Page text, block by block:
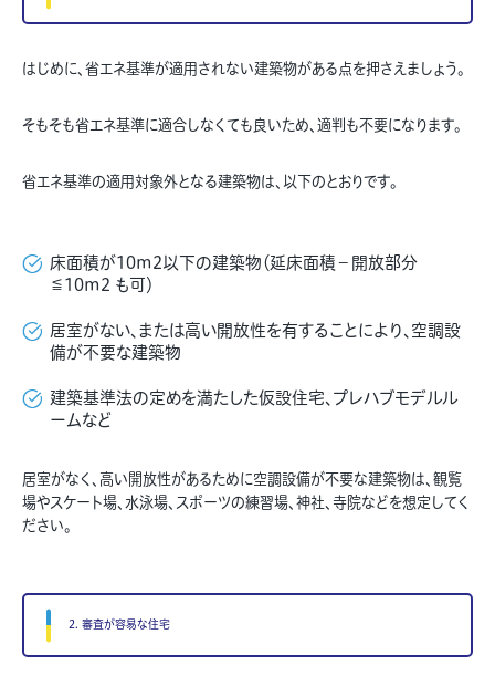
はじめに、省エネ基準が適用されない建築物がある点を押さえましょう。
そもそも省エネ基準に適合しなくても良いため、適判も不要になります。
省エネ基準の適用対象外となる建築物は、以下のとおりです。
床面積が10m2以下の建築物（延床面積－開放部分
≦10m2 も可）
居室がない、または高い開放性を有することにより、空調設
備が不要な建築物
建築基準法の定めを満たした仮設住宅、プレハブモデルル
ームなど
居室がなく、高い開放性があるために空調設備が不要な建築物は、観覧
場やスケート場、水泳場、スポーツの練習場、神社、寺院などを想定してく
ださい。
2. 審査が容易な住宅